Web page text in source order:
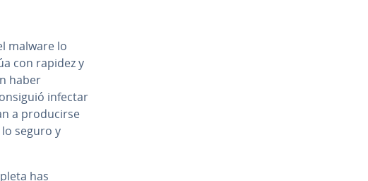
malware lo
con rapidez y
haber
infectar
a pro­du­ci­r­se
seguro y
has